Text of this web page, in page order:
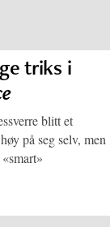
triks i
blitt et
på seg selv, men